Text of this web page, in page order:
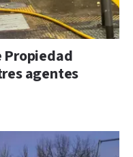
Propiedad
agentes